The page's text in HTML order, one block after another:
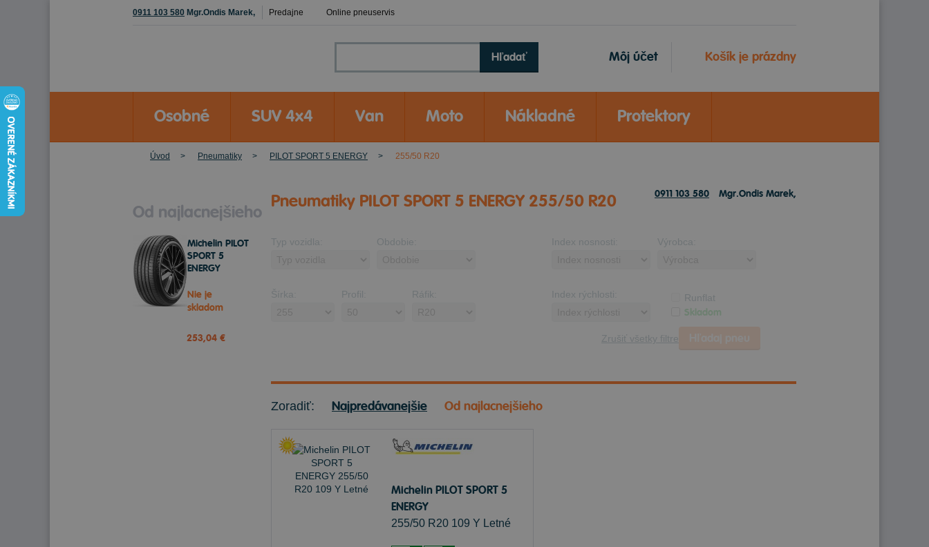
0911 103 580 Mgr.Ondis Marek, Predajne Online pneuservis
Košík je prázdny
Môj účet
Hľadať
Osobné SUV 4x4 Van Moto Nákladné Protektory
Úvod Pneumatiky PILOT SPORT 5 ENERGY 255/50 R20
Od najlacnejšieho
Michelin PILOT
SPORT 5
ENERGY
109 Y Letné
Nie je
skladom
253,04 €
Pneumatiky PILOT SPORT 5 ENERGY 255/50 R20 0911 103 580 Mgr.Ondis Marek,
Typ vozidla: Obdobie: Index nosnosti: Výrobca:
Šírka: Profil: Ráfik: Index rýchlosti: Runflat
Skladom
Zrušiť všetky filtre
Zoradiť: Najpredávanejšie Od najlacnejšieho
Michelin PILOT SPORT 5
ENERGY
255/50 R20 109 Y Letné